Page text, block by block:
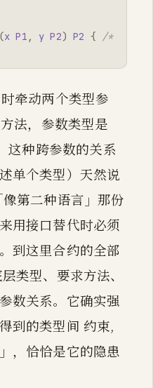
x P1 , y P2) P2 { /* ... */
牵动两个类型参
法，参数类型是
这种跨参数的关系
单个类型）天然说
第二种语言」那份
用接口替代时必须
到这里合约的全部
类型、要求方法、
数关系。它确实强
到的类型间 约束,
，恰恰是它的隐患